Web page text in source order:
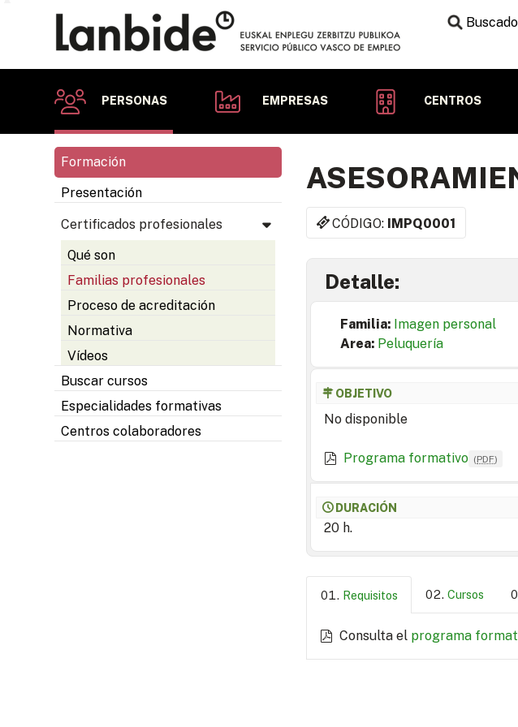
PERSONAS EMPRESAS CENTROS
Formación
Presentación
Certificados profesionales
Qué son
Familias profesionales
Proceso de acreditación
Normativa
Vídeos
Buscar cursos
Especialidades formativas
Centros colaboradores
CÓDIGO: IMPQ0001
Detalle:
Familia: Imagen personal
Area: Peluquería
OBJETIVO
No disponible
Programa formativo (PDF)
DURACIÓN
20 h.
Requisitos Cursos
Consulta el programa